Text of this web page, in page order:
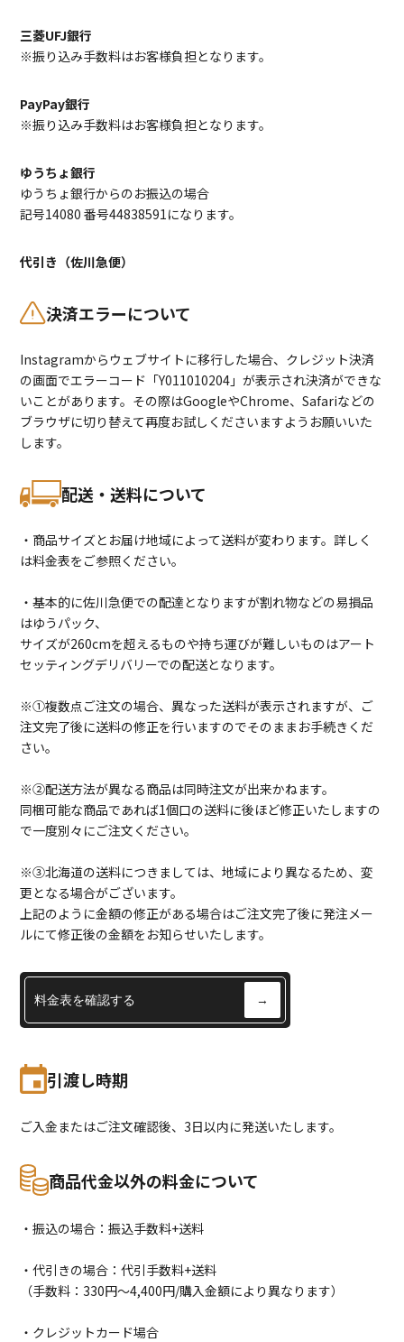
三菱UFJ銀行
※振り込み手数料はお客様負担となります。
PayPay銀行
※振り込み手数料はお客様負担となります。
ゆうちょ銀行
ゆうちょ銀行からのお振込の場合
記号14080 番号44838591になります。
代引き（佐川急便）
決済エラーについて
Instagramからウェブサイトに移行した場合、クレジット決済
の画面でエラーコード「Y011010204」が表示され決済ができな
いことがあります。その際はGoogleやChrome、Safariなどの
ブラウザに切り替えて再度お試しくださいますようお願いいた
します。
配送・送料について
・商品サイズとお届け地域によって送料が変わります。詳しく
は料金表をご参照ください。
・基本的に佐川急便での配達となりますが割れ物などの易損品
はゆうパック、
サイズが260cmを超えるものや持ち運びが難しいものはアート
セッティングデリバリーでの配送となります。
※①複数点ご注文の場合、異なった送料が表示されますが、ご
注文完了後に送料の修正を行いますのでそのままお手続きくだ
さい。
※②配送方法が異なる商品は同時注文が出来かねます。
同梱可能な商品であれば1個口の送料に後ほど修正いたしますの
で一度別々にご注文ください。
※③北海道の送料につきましては、地域により異なるため、変
更となる場合がございます。
上記のように金額の修正がある場合はご注文完了後に発注メー
ルにて修正後の金額をお知らせいたします。
料金表を確認する →
引渡し時期
ご入金またはご注文確認後、3日以内に発送いたします。
商品代金以外の料金について
・振込の場合：振込手数料+送料
・代引きの場合：代引手数料+送料
（手数料：330円〜4,400円/購入金額により異なります）
・クレジットカード場合